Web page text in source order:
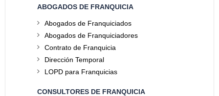
ABOGADOS DE FRANQUICIA
Abogados de Franquiciados
Abogados de Franquiciadores
Contrato de Franquicia
Dirección Temporal
LOPD para Franquicias
CONSULTORES DE FRANQUICIA